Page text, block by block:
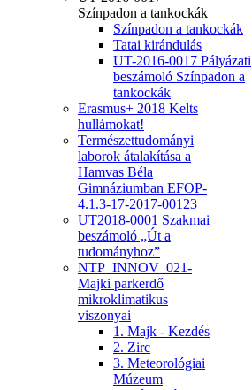
Színpadon a tankockák
Színpadon a tankockák
Tatai kirándulás
UT-2016-0017 Pályázati
beszámoló Színpadon a
tankockák
Erasmus+ 2018 Kelts
hullámokat!
Természettudományi
laborok átalakítása a
Hamvas Béla
Gimnáziumban EFOP-
4.1.3-17-2017-00123
UT2018-0001 Szakmai
beszámoló „Út a
tudományhoz”
NTP_INNOV_021-
Majki parkerdő
mikroklimatikus
viszonyai
1. Majk - Kezdés
2. Zirc
3. Meteorológiai
Múzeum